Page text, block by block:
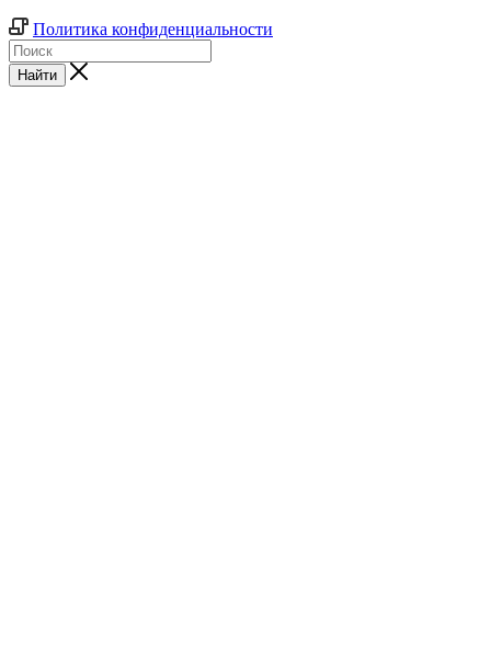
Политика конфиденциальности
Найти